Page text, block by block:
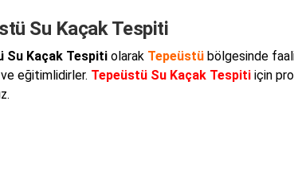
Su Kaçak Tespiti
Su Kaçak Tespitiolarak Tepeüstübölgesinde
eğitimlidirler. Tepeüstü Su Kaçak Tespitiiçin